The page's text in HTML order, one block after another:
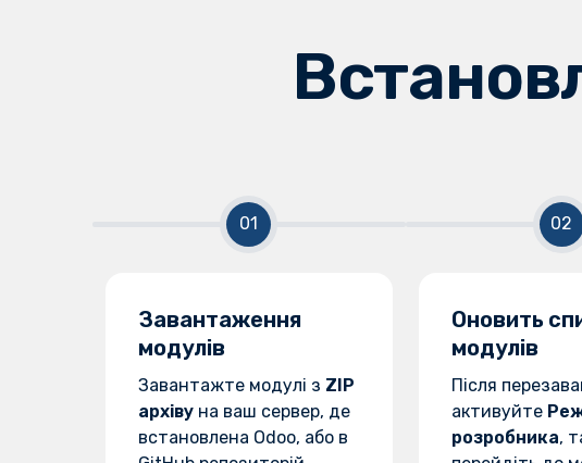
Завантаження
модулів
Завантажте модулі з ZIP
архіву на ваш сервер, де
встановлена Odoo, або в
Оновить
модулів
Після
активуйте
розробника,